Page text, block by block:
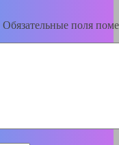
Обязательные поля